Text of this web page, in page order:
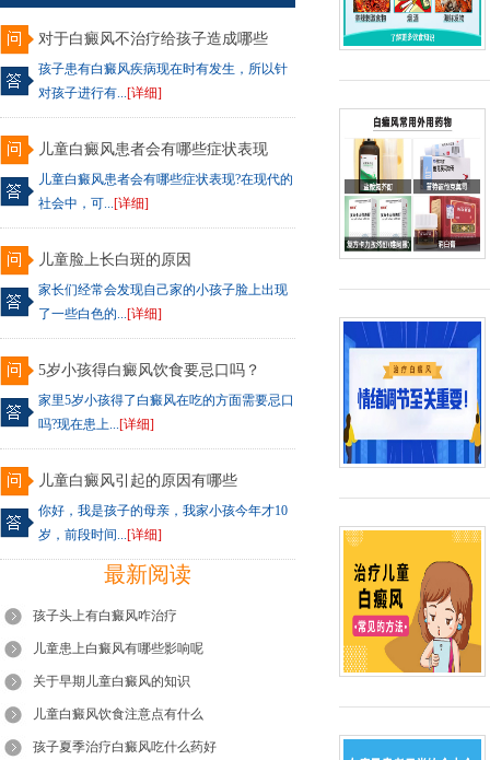
对于白癜风不治疗给孩子造成哪些
孩子患有白癜风疾病现在时有发生，所以针
对孩子进行有...[详细]
儿童白癜风患者会有哪些症状表现
儿童白癜风患者会有哪些症状表现?在现代的
社会中，可...[详细]
儿童脸上长白斑的原因
家长们经常会发现自己家的小孩子脸上出现
了一些白色的...[详细]
5岁小孩得白癜风饮食要忌口吗？
家里5岁小孩得了白癜风在吃的方面需要忌口
吗?现在患上...[详细]
儿童白癜风引起的原因有哪些
你好，我是孩子的母亲，我家小孩今年才10
岁，前段时间...[详细]
最新阅读
孩子头上有白癜风咋治疗
儿童患上白癜风有哪些影响呢
关于早期儿童白癜风的知识
儿童白癜风饮食注意点有什么
孩子夏季治疗白癜风吃什么药好